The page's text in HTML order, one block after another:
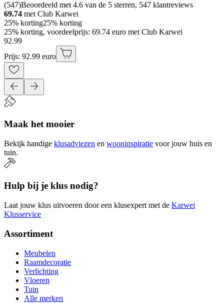
(547)Beoordeeld met 4.6 van de 5 sterren, 547 klantreviews
69.74 met Club Karwei
25% korting25% korting
25% korting, voordeelprijs: 69.74 euro met Club Karwei
92.99
Prijs: 92.99 euro
Maak het mooier
Bekijk handige klusadviezen en wooninspiratie voor jouw huis en
tuin.
Hulp bij je klus nodig?
Laat jouw klus uitvoeren door een klusexpert met de Karwei
Klusservice
Assortiment
Meubelen
Raamdecoratie
Verlichting
Vloeren
Tuin
Alle merken